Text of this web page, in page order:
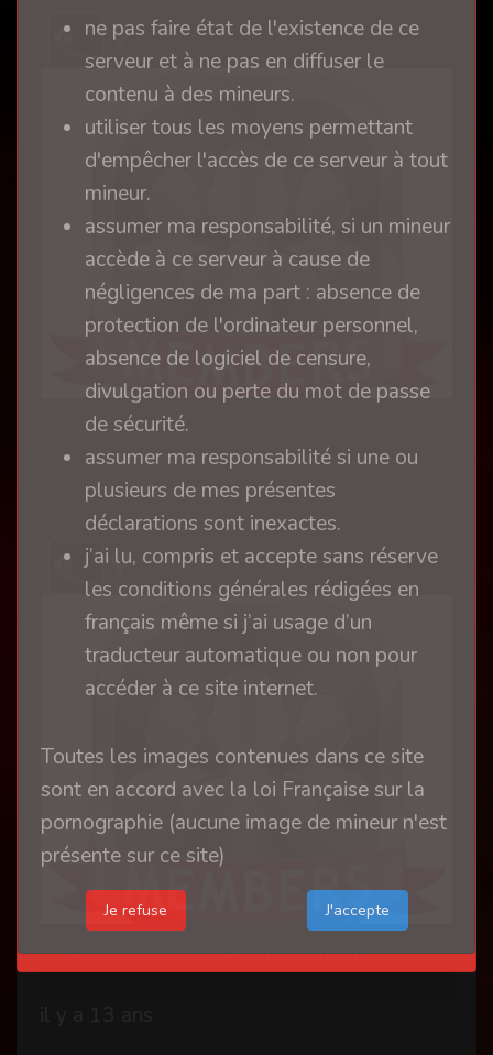
Amasis
Plaisir et copieuse fessée à la tapette
il y a 13 ans
Amasis
Sévère canning lors d'un casting
ne pas faire état de l'existence de ce
serveur et à ne pas en diffuser le
contenu à des mineurs.
utiliser tous les moyens permettant
d'empêcher l'accès de ce serveur à tout
mineur.
assumer ma responsabilité, si un mineur
accède à ce serveur à cause de
négligences de ma part : absence de
protection de l'ordinateur personnel,
absence de logiciel de censure,
divulgation ou perte du mot de passe
de sécurité.
assumer ma responsabilité si une ou
plusieurs de mes présentes
déclarations sont inexactes.
j’ai lu, compris et accepte sans réserve
les conditions générales rédigées en
français même si j’ai usage d’un
traducteur automatique ou non pour
accéder à ce site internet.
Toutes les images contenues dans ce site
sont en accord avec la loi Française sur la
pornographie (aucune image de mineur n'est
présente sur ce site)
Je refuse